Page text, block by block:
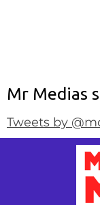
Mr Medias
Tweets by